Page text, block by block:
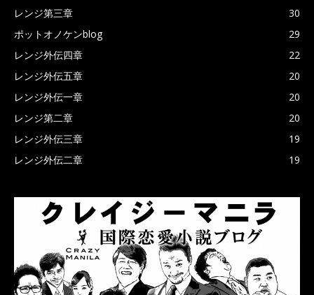
レンジ第三章
30
ポットオノケンblog
29
レンジ外伝四章
22
レンジ外伝五章
20
レンジ外伝一章
20
レンジ第二章
20
レンジ外伝三章
19
レンジ外伝二章
19